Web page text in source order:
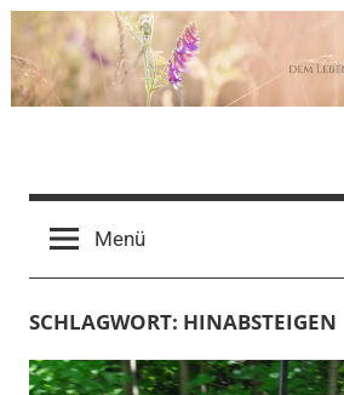
Zum
Inhalt
springen
Autorin
Stefanie
Kloft
Menü
SCHLAGWORT: HINABSTEIGEN